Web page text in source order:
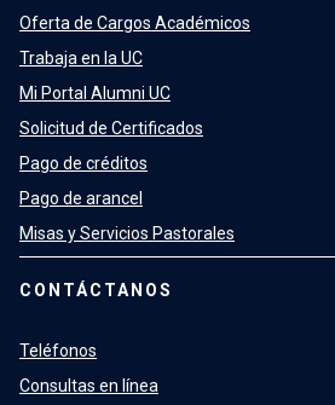
Oferta de Cargos Académicos
Trabaja en la UC
Mi Portal Alumni UC
Solicitud de Certificados
Pago de créditos
Pago de arancel
Misas y Servicios Pastorales
CONTÁCTANOS
Teléfonos
Consultas en línea